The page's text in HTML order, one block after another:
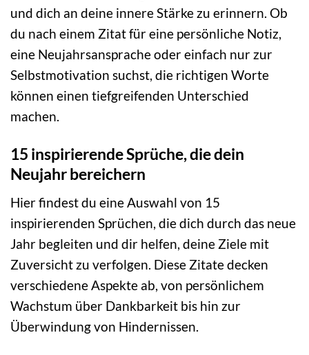
und dich an deine innere Stärke zu erinnern. Ob
du nach einem Zitat für eine persönliche Notiz,
eine Neujahrsansprache oder einfach nur zur
Selbstmotivation suchst, die richtigen Worte
können einen tiefgreifenden Unterschied
machen.
15 inspirierende Sprüche, die dein
Neujahr bereichern
Hier findest du eine Auswahl von 15
inspirierenden Sprüchen, die dich durch das neue
Jahr begleiten und dir helfen, deine Ziele mit
Zuversicht zu verfolgen. Diese Zitate decken
verschiedene Aspekte ab, von persönlichem
Wachstum über Dankbarkeit bis hin zur
Überwindung von Hindernissen.